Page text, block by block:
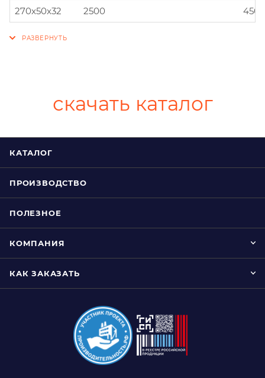
270x50x32
2500
скачать каталог
КАТАЛОГ
ПРОИЗВОДСТВО
ПОЛЕЗНОЕ
КОМПАНИЯ
КАК ЗАКАЗАТЬ